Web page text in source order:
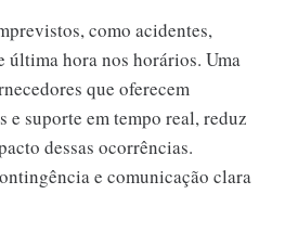
como acidentes,
última hora nos horários. Uma
que oferecem
e suporte em tempo real, reduz
dessas ocorrências.
e comunicação clara